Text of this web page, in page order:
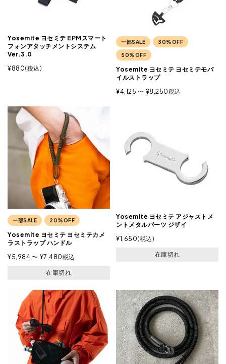
Yosemite ヨセミテ EPMスマート
フォンアタッチメントシステム
Ver.3.0
¥880 税込
一部SALE 30%OFF
50%OFF
Yosemite ヨセミテ ヨセミテモバ
イルストラップ
¥4,125 〜 ¥8,250税込
一部SALE 20%OFF
Yosemite ヨセミテ ヨセミテカメ
ラストラップ ハンドル
¥5,984 〜 ¥7,480税込
在庫切れ
Yosemite ヨセミテ アジャストメ
ントメタルパーツ ジザイ
¥1,650 税込
在庫切れ